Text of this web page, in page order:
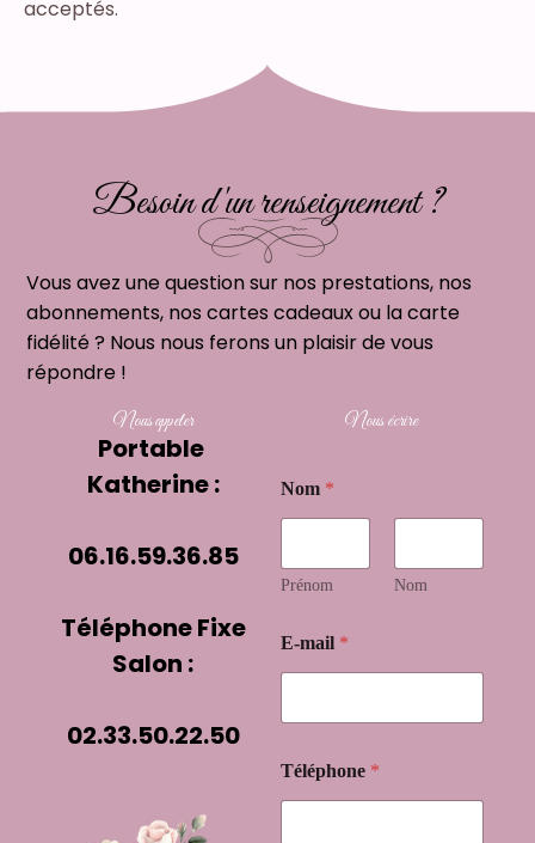
acceptés.
Besoin d 'un renseignement ?
Vous avez une question sur nos prestations, nos
abonnements, nos cartes cadeaux ou la carte
fidélité ? Nous nous ferons un plaisir de vous
répondre !
Nous appeler
Portable
Katherine :
06.16.59.36.85
Téléphone Fixe
Salon :
02.33.50.22.50
Nous écrire
Nom *
Prénom Nom
E-mail *
Téléphone *